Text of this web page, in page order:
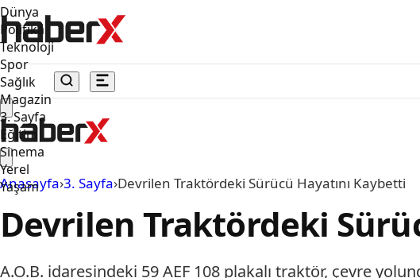
Dünya
Politika
Teknoloji
Spor
Sağlık
Magazin
3. Sayfa
Eğitim
Sinema
Yerel
Yaşam
Anasayfa›3. Sayfa›Devrilen Traktördeki Sürücü Hayatını Kaybetti
Devrilen Traktördeki
A.O.B. idaresindeki 59 AEF 108 plakalı traktör, çevre